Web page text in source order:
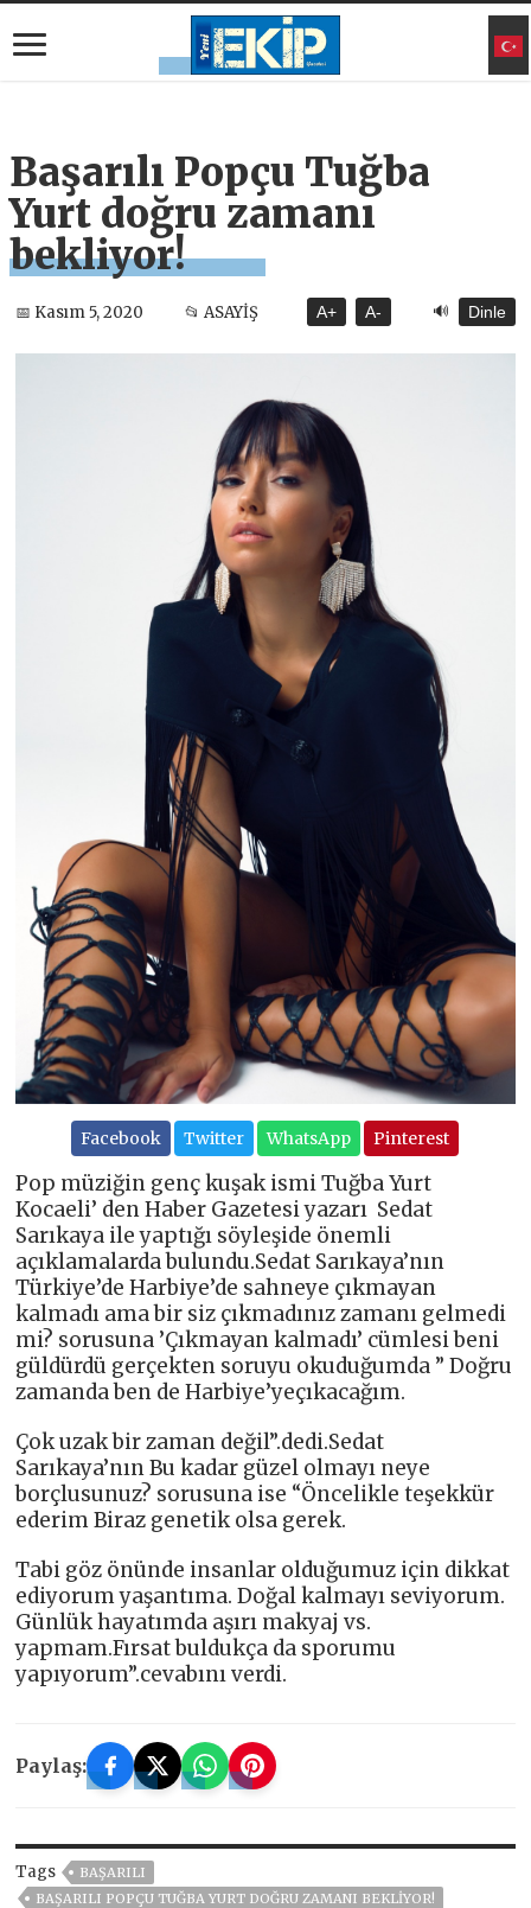
Başarılı Popçu Tuğba
Yurt doğru zamanı
bekliyor!
📅 Kasım 5, 2020 📂 ASAYİŞ A+ A- 🔊 Dinle
Facebook Twitter WhatsApp Pinterest
Pop müziğin genç kuşak ismi Tuğba Yurt
Kocaeli’ den Haber Gazetesi yazarı Sedat
Sarıkaya ile yaptığı söyleşide önemli
açıklamalarda bulundu.Sedat Sarıkaya’nın
Türkiye’de Harbiye’de sahneye çıkmayan
kalmadı ama bir siz çıkmadınız zamanı gelmedi
mi? sorusuna ’Çıkmayan kalmadı’ cümlesi beni
güldürdü gerçekten soruyu okuduğumda ” Doğru
zamanda ben de Harbiye’yeçıkacağım.
Çok uzak bir zaman değil”.dedi.Sedat
Sarıkaya’nın Bu kadar güzel olmayı neye
borçlusunuz? sorusuna ise “Öncelikle teşekkür
ederim Biraz genetik olsa gerek.
Tabi göz önünde insanlar olduğumuz için dikkat
ediyorum yaşantıma. Doğal kalmayı seviyorum.
Günlük hayatımda aşırı makyaj vs.
yapmam.Fırsat buldukça da sporumu
yapıyorum”.cevabını verdi.
Paylaş:
Tags
BAŞARILI
BAŞARILI POPÇU TUĞBA YURT DOĞRU ZAMANI BEKLIYOR!